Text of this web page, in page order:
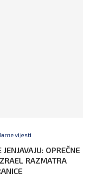
vijesti
OPREČNE
RAZMATRA